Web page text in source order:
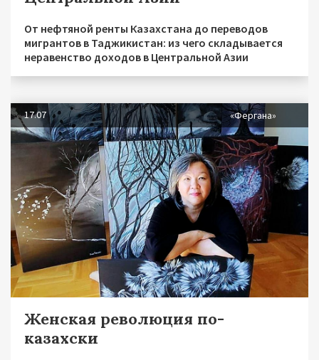
От нефтяной ренты Казахстана до переводов
мигрантов в Таджикистан: из чего складывается
неравенство доходов в Центральной Азии
17.07 «Фергана»
Женская революция по-
казахски